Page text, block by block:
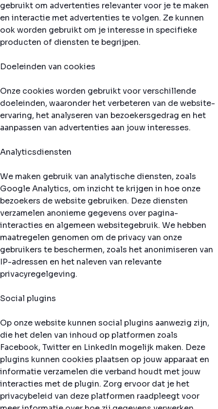
gebruikt om advertenties relevanter voor je te maken
en interactie met advertenties te volgen. Ze kunnen
ook worden gebruikt om je interesse in specifieke
producten of diensten te begrijpen.
Doeleinden van cookies
Onze cookies worden gebruikt voor verschillende
doeleinden, waaronder het verbeteren van de website-
ervaring, het analyseren van bezoekersgedrag en het
aanpassen van advertenties aan jouw interesses.
Analyticsdiensten
We maken gebruik van analytische diensten, zoals
Google Analytics, om inzicht te krijgen in hoe onze
bezoekers de website gebruiken. Deze diensten
verzamelen anonieme gegevens over pagina-
interacties en algemeen websitegebruik. We hebben
maatregelen genomen om de privacy van onze
gebruikers te beschermen, zoals het anonimiseren van
IP-adressen en het naleven van relevante
privacyregelgeving.
Social plugins
Op onze website kunnen social plugins aanwezig zijn,
die het delen van inhoud op platformen zoals
Facebook, Twitter en LinkedIn mogelijk maken. Deze
plugins kunnen cookies plaatsen op jouw apparaat en
informatie verzamelen die verband houdt met jouw
interacties met de plugin. Zorg ervoor dat je het
privacybeleid van deze platformen raadpleegt voor